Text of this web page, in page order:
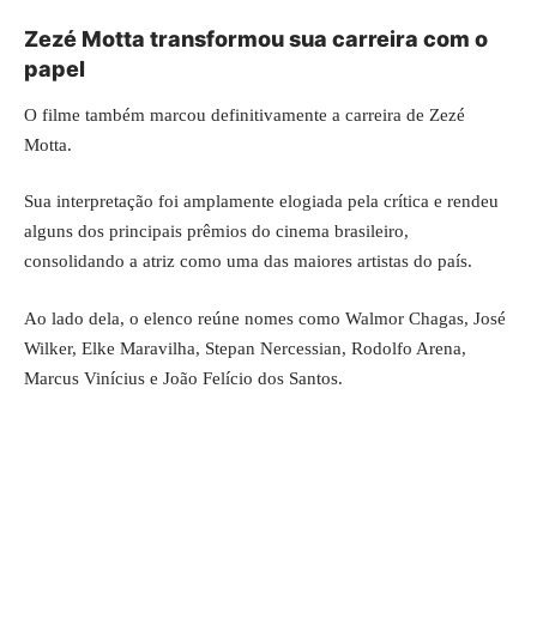
Zezé Motta transformou sua carreira com o
papel
O filme também marcou definitivamente a carreira de Zezé
Motta.
Sua interpretação foi amplamente elogiada pela crítica e rendeu
alguns dos principais prêmios do cinema brasileiro,
consolidando a atriz como uma das maiores artistas do país.
Ao lado dela, o elenco reúne nomes como Walmor Chagas, José
Wilker, Elke Maravilha, Stepan Nercessian, Rodolfo Arena,
Marcus Vinícius e João Felício dos Santos.